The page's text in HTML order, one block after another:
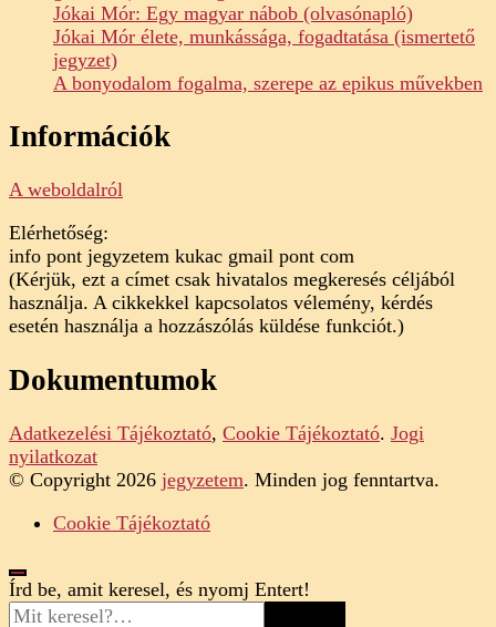
Jókai Mór: Egy magyar nábob (olvasónapló)
Jókai Mór élete, munkássága, fogadtatása (ismertető
jegyzet)
A bonyodalom fogalma, szerepe az epikus művekben
Információk
A weboldalról
Elérhetőség:
info pont jegyzetem kukac gmail pont com
(Kérjük, ezt a címet csak hivatalos megkeresés céljából
használja. A cikkekkel kapcsolatos vélemény, kérdés
esetén használja a hozzászólás küldése funkciót.)
Dokumentumok
Adatkezelési Tájékoztató, Cookie Tájékoztató. Jogi
nyilatkozat
© Copyright 2026 jegyzetem. Minden jog fenntartva.
Cookie Tájékoztató
Looking
for
Írd be, amit keresel, és nyomj Entert!